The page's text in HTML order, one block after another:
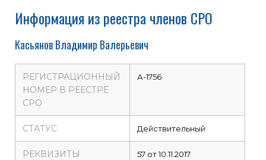
Информация из реестра членов СРО
Касьянов Владимир Валерьевич
РЕГИСТРАЦИОННЫЙ
НОМЕР В РЕЕСТРЕ
СРО
А-1756
СТАТУС Действительный
РЕКВИЗИТЫ
57 от 10.11.2017